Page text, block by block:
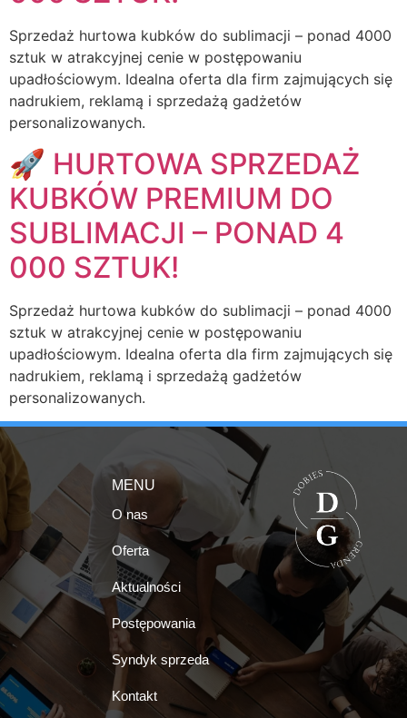
Sprzedaż hurtowa kubków do sublimacji – ponad 4000
sztuk w atrakcyjnej cenie w postępowaniu
upadłościowym. Idealna oferta dla firm zajmujących się
nadrukiem, reklamą i sprzedażą gadżetów
personalizowanych.
🚀 HURTOWA SPRZEDAŻ
KUBKÓW PREMIUM DO
SUBLIMACJI – PONAD 4
000 SZTUK!
Sprzedaż hurtowa kubków do sublimacji – ponad 4000
sztuk w atrakcyjnej cenie w postępowaniu
upadłościowym. Idealna oferta dla firm zajmujących się
nadrukiem, reklamą i sprzedażą gadżetów
personalizowanych.
MENU
O nas
Oferta
Aktualności
Postępowania
Syndyk sprzeda
Kontakt